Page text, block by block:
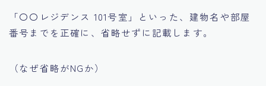
「〇〇レジデンス 101号室」といった、建物名や部屋
番号までを正確に、省略せずに記載します。
（なぜ省略がNGか）